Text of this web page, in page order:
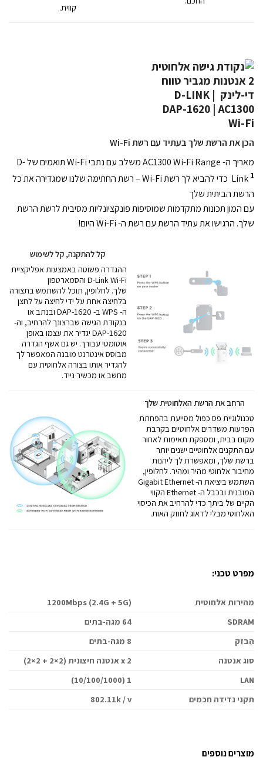
קווית.
הכן את הרשת שלך בעתיד עם רשת Wi-Fi
מאריך ה- AC1300 Wi-Fi Range משלב עם נתבי Wi-Fi תואמים של D-
Link 1
כדי להביא לך רשת Wi-Fi – רשת החתימה שלנו שמגדירה את כל
הרשת הביתית שלך
עם המון תכונות מתקדמות שמוסיפות פונקציונליות מסיבית לרשת הרשת
שלך. הרגישו את עתיד הרשת עם רשת ה- Wi-Fi היום!
קל להתקנה, קל לשימוש
ההגדרה פשוטה באמצעות אפליקציית
D-Link Wi-Fi והסמארטפון
שלך. לחלופין, תוכל להשתמש בתצורה
בלחיצה אחת על ידי לחיצה על לחצן
ה- WPS ב- DAP-1620 ובנתב או
בנקודת הגישה שברצונך להרחיב, וה-
DAP-1620 יגדיר את עצמו באופן
אוטומטי עבורך. יש גם אשף הגדרה
מבוסס אינטרנט מובנה המאפשר לך
להגדיר אותו בצורה אלחוטית עם
מחשב או מכשיר נייד.
הרחב את הרשת האלחוטית שלך
טכנולוגיית פס כפול מסייעת בהפחתת
הפרעות משדרים אלחוטיים בקרבת
מקום בבית, ומספקת תאימות לאחור
עם התקנים אלחוטיים ישנים יותר
ברשת שלך, ומאפשרת לך ליהנות
מחיבור אלחוטי מהיר ומהיר. לחלופין,
השתמש ביציאת ה- Gigabit Ethernet
המובנית ובכבל ה- Ethernet הקווי
הקיים של ביתך כדי להרחיב את הכיסוי
האלחוטי מבלי לדאוג לחוזק האות.
מפרט טכני:
מהירות אלחוטית
1200Mbps (2.4G + 5G)
SDRAM
64 מגה-בתים
הֶבזֵק
8 מגה-בתים
סוג אנטנה
2 x אנטנה חיצונית (2×2 + 2×2)
LAN
1 (10/100/1000)
תקני נדידה חכמים
802.11k / v
מוצרים נוספים